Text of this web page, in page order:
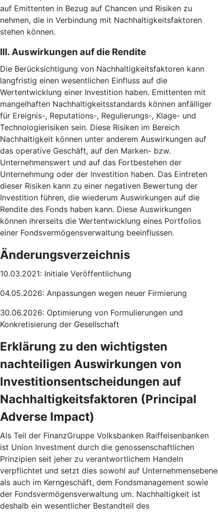
auf Emittenten in Bezug auf Chancen und Risiken zu
nehmen, die in Verbindung mit Nachhaltigkeitsfaktoren
stehen können.
III. Auswirkungen auf die Rendite
Die Berücksichtigung von Nachhaltigkeitsfaktoren kann
langfristig einen wesentlichen Einfluss auf die
Wertentwicklung einer Investition haben. Emittenten mit
mangelhaften Nachhaltigkeitsstandards können anfälliger
für Ereignis-, Reputations-, Regulierungs-, Klage- und
Technologierisiken sein. Diese Risiken im Bereich
Nachhaltigkeit können unter anderem Auswirkungen auf
das operative Geschäft, auf den Marken- bzw.
Unternehmenswert und auf das Fortbestehen der
Unternehmung oder der Investition haben. Das Eintreten
dieser Risiken kann zu einer negativen Bewertung der
Investition führen, die wiederum Auswirkungen auf die
Rendite des Fonds haben kann. Diese Auswirkungen
können ihrerseits die Wertentwicklung eines Portfolios
einer Fondsvermögensverwaltung beeinflussen.
Änderungsverzeichnis
10.03.2021: Initiale Veröffentlichung
04.05.2026: Anpassungen wegen neuer Firmierung
30.06.2026: Optimierung von Formulierungen und
Konkretisierung der Gesellschaft
Erklärung zu den wichtigsten
nachteiligen Auswirkungen von
Investitionsentscheidungen auf
Nachhaltigkeitsfaktoren (Principal
Adverse Impact)
Als Teil der FinanzGruppe Volksbanken Raiffeisenbanken
ist Union Investment durch die genossenschaftlichen
Prinzipien seit jeher zu verantwortlichem Handeln
verpflichtet und setzt dies sowohl auf Unternehmensebene
als auch im Kerngeschäft, dem Fondsmanagement sowie
der Fondsvermögensverwaltung um. Nachhaltigkeit ist
deshalb ein wesentlicher Bestandteil des